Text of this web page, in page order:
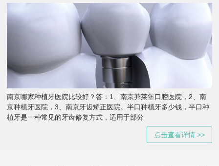
南京哪家种植牙医院比较好？答：1、南京茀莱堡口腔医院，2、南
京种植牙医院，3、南京牙齿矫正医院。半口种植牙多少钱，半口种
植牙是一种常见的牙齿修复方式，适用于部分
点击查看详情 >>